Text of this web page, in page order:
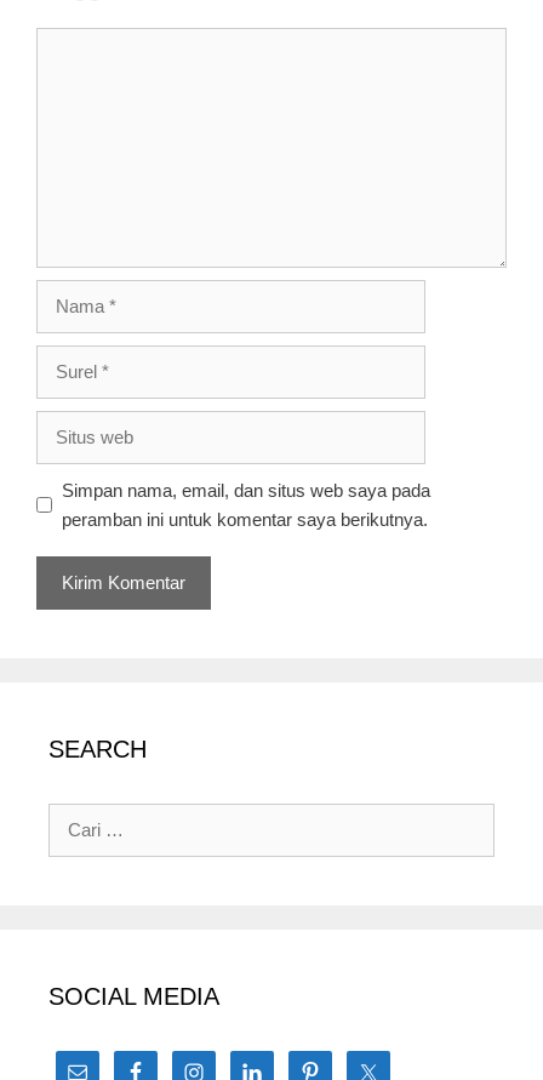
Simpan nama, email, dan situs web saya pada
peramban ini untuk komentar saya berikutnya.
SEARCH
Cari
untuk:
SOCIAL MEDIA